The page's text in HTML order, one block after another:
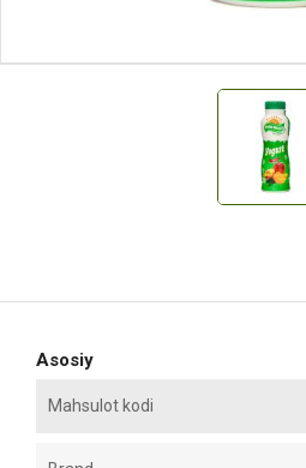
Александр П.
Лежу в
Asosiy
Mahsulot kodi